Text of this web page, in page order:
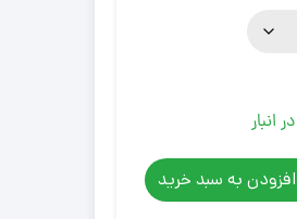
انبار
افزودن به سبد خرید